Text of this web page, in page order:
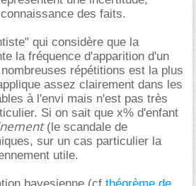
des faits.
qui considère que la
la fréquence d'apparition d'un
répétitions est la plus
assez clairement dans les
à l'envi mais n'est pas très
Si on sait que x% d'enfant
(le scandale de
sur un cas particulier la
utile.